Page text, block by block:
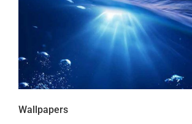
Wallpapers